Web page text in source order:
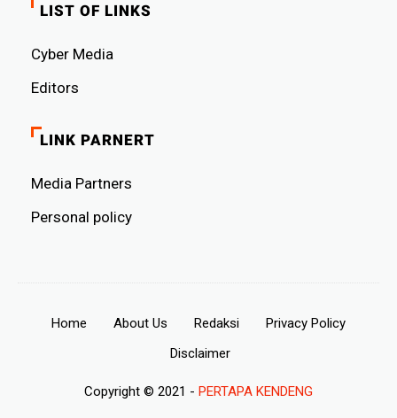
LIST OF LINKS
Cyber ​​Media
Editors
LINK PARNERT
Media Partners
Personal policy
Home About Us Redaksi
Privacy Policy
Disclaimer
Copyright © 2021 - PERTAPA KENDENG